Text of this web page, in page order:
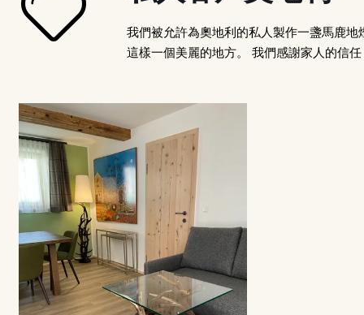
我們被允許為奧地利的私人製作一盞馬鹿
這樣一個美麗的地方。 我們感謝家人的信